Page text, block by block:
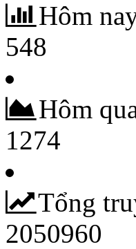
Hôm
548
Hôm
1274
Tổng
2050960